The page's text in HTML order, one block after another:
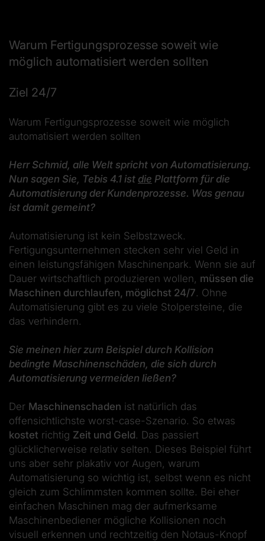
Warum Fertigungsprozesse soweit wie
möglich automatisiert werden sollten
Ziel 24/7
Warum Fertigungsprozesse soweit wie möglich
automatisiert werden sollten
Herr Schmid, alle Welt spricht von Automatisierung.
Nun sagen Sie, Tebis 4.1 ist die Plattform für die
Automatisierung der Kundenprozesse. Was genau
ist damit gemeint?
Automatisierung ist kein Selbstzweck.
Fertigungsunternehmen stecken sehr viel Geld in
einen leistungsfähigen Maschinenpark. Wenn sie auf
Dauer wirtschaftlich produzieren wollen, müssen die
Maschinen durchlaufen, möglichst 24/7. Ohne
Automatisierung gibt es zu viele Stolpersteine, die
das verhindern.
Sie meinen hier zum Beispiel durch Kollision
bedingte Maschinenschäden, die sich durch
Automatisierung vermeiden ließen?
Der Maschinenschaden ist natürlich das
offensichtlichste worst-case-Szenario. So etwas
kostet richtig Zeit und Geld. Das passiert
glücklicherweise relativ selten. Dieses Beispiel führt
uns aber sehr plakativ vor Augen, warum
Automatisierung so wichtig ist, selbst wenn es nicht
gleich zum Schlimmsten kommen sollte. Bei eher
einfachen Maschinen mag der aufmerksame
Maschinenbediener mögliche Kollisionen noch
visuell erkennen und rechtzeitig den Notaus-Knopf